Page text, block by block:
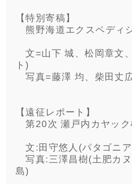
【特別寄稿】
熊野海道エクスペディ
文=山下 城、松岡章文
ト)
写真=藤澤 均、柴田丈
【遠征レポート】
第20次 瀬戸内カヤック
文:田守悠人(パタゴニ
写真:三澤昌樹(土肥カ
島)